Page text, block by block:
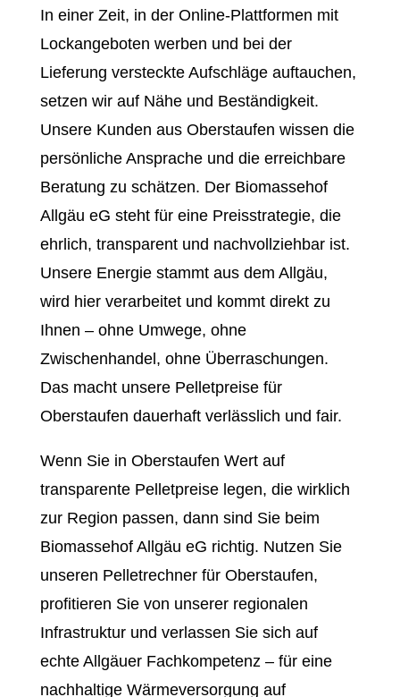
In einer Zeit, in der Online-Plattformen mit
Lockangeboten werben und bei der
Lieferung versteckte Aufschläge auftauchen,
setzen wir auf Nähe und Beständigkeit.
Unsere Kunden aus Oberstaufen wissen die
persönliche Ansprache und die erreichbare
Beratung zu schätzen. Der Biomassehof
Allgäu eG steht für eine Preisstrategie, die
ehrlich, transparent und nachvollziehbar ist.
Unsere Energie stammt aus dem Allgäu,
wird hier verarbeitet und kommt direkt zu
Ihnen – ohne Umwege, ohne
Zwischenhandel, ohne Überraschungen.
Das macht unsere Pelletpreise für
Oberstaufen dauerhaft verlässlich und fair.
Wenn Sie in Oberstaufen Wert auf
transparente Pelletpreise legen, die wirklich
zur Region passen, dann sind Sie beim
Biomassehof Allgäu eG richtig. Nutzen Sie
unseren Pelletrechner für Oberstaufen,
profitieren Sie von unserer regionalen
Infrastruktur und verlassen Sie sich auf
echte Allgäuer Fachkompetenz – für eine
nachhaltige Wärmeversorgung auf